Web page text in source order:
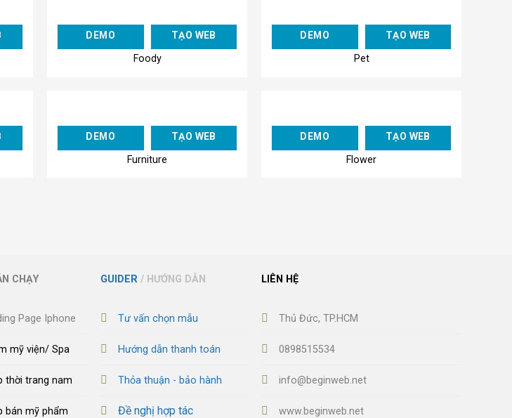
to
Add to
DEMO TẠO WEB
Foody
Add to
DEMO TẠO WEB
Pet
to
Add to
Wishlist
DEMO TẠO WEB
Furniture
Add to
Wishlist
DEMO TẠO WEB
Flower
CHẠY
Page Iphone
mỹ viện/ Spa
thời trang nam
bán mỹ phẩm
GUIDER/ HƯỚNG DẪN
Tư vấn chọn mẫu
Hướng dẫn thanh toán
Thỏa thuận - bảo hành
Đề nghị hợp tác
LIÊN HỆ
Thủ Đức, TP.HCM
0898515534
info@beginweb.net
www.beginweb.net